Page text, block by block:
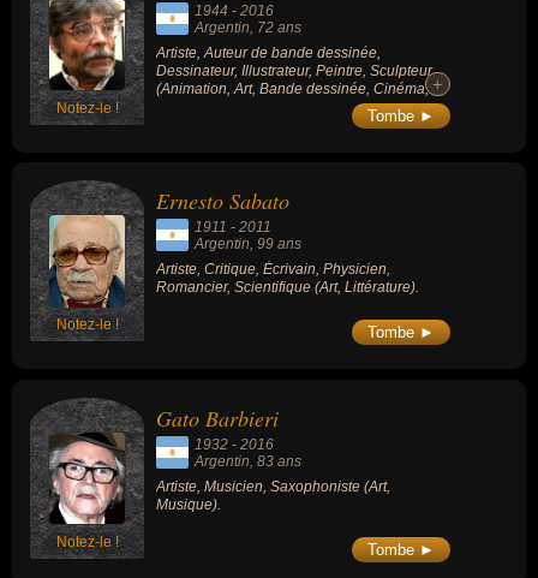
Notez-le !
1944 - 2016
Argentin, 72 ans
Artiste, Auteur de bande dessinée,
Dessinateur, Illustrateur, Peintre, Sculpteur
(Animation, Art, Bande dessinée, Cinéma, +
+
Tombe ►
Notez-le !
Ernesto Sabato
1911 - 2011
Argentin, 99 ans
Artiste, Critique, Écrivain, Physicien,
Romancier, Scientifique (Art, Littérature).
Tombe ►
Notez-le !
Gato Barbieri
1932 - 2016
Argentin, 83 ans
Artiste, Musicien, Saxophoniste (Art,
Musique).
Tombe ►